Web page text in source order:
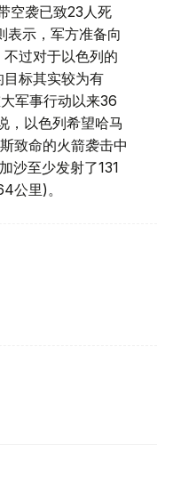
空袭已致23人死
示，军方准备向
过对于以色列的
标其实较为有
军事行动以来36
，以色列希望哈马
致命的火箭袭击中
沙至少发射了131
公里)。